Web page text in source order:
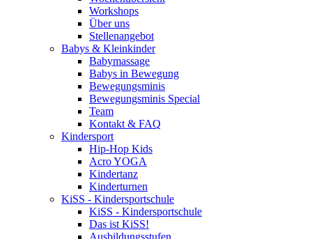
Workshops
Über uns
Stellenangebot
Babys & Kleinkinder
Babymassage
Babys in Bewegung
Bewegungsminis
Bewegungsminis Special
Team
Kontakt & FAQ
Kindersport
Hip-Hop Kids
Acro YOGA
Kindertanz
Kinderturnen
KiSS - Kindersportschule
KiSS - Kindersportschule
Das ist KiSS!
Ausbildungsstufen